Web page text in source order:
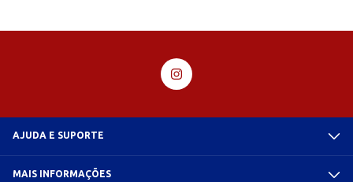
AJUDA E SUPORTE
MAIS INFORMAÇÕES